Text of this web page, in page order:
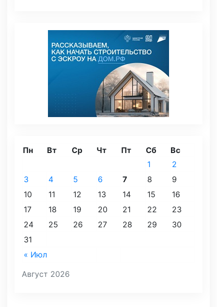
Август 2026
Пн Вт Ср Чт Пт Сб Вс
« Июл
1
2
3
4 5 6 7 8
9
10
11 12 13 14 15
16
17
18 19 20 21 22
23
24
25 26 27 28 29
30
31